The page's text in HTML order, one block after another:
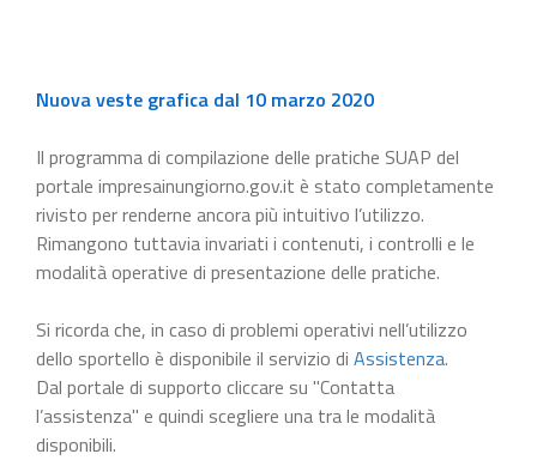
Nuova veste grafica dal 10 marzo 2020
Il programma di compilazione delle pratiche SUAP del
portale impresainungiorno.gov.it è stato completamente
rivisto per renderne ancora più intuitivo l’utilizzo.
Rimangono tuttavia invariati i contenuti, i controlli e le
modalità operative di presentazione delle pratiche.
Si ricorda che, in caso di problemi operativi nell’utilizzo
dello sportello è disponibile il servizio di Assistenza.
Dal portale di supporto cliccare su "Contatta
l’assistenza" e quindi scegliere una tra le modalità
disponibili.